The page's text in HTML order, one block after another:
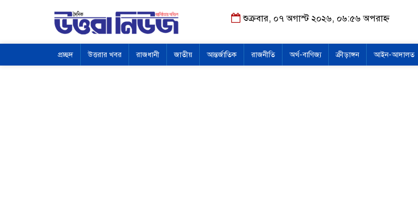
শুক্রবার, ০৭ অগাস্ট ২০২৬, ০৬:৫৬ অপরাহ্ন
প্রচ্ছদ উত্তরার খবর রাজধানী জাতীয় আন্তর্জাতিক রাজনীতি অর্থ-বাণিজ্য ক্রীড়াঙ্গন আইন-আদালত